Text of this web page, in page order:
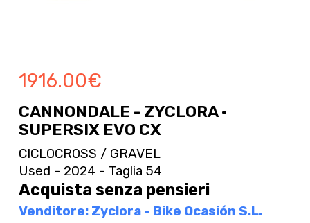
1916.00€
CANNONDALE - ZYCLORA ·
SUPERSIX EVO CX
CICLOCROSS / GRAVEL
Used - 2024 - Taglia 54
Acquista senza pensieri
Venditore: Zyclora - Bike Ocasión S.L.